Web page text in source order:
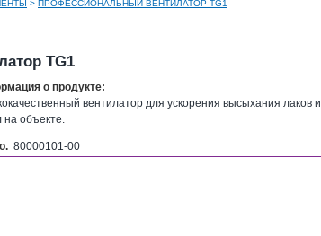
> ПРОФЕССИОНАЛЬНЫЙ ВЕНТИЛАТОР TG1
TG1
о продукте:
вентилатор для ускорения высыхания лаков и
на объекте.
80000101-00